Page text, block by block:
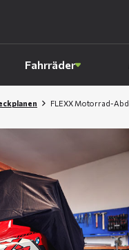
Fahrräder
FLEXX Motorrad-